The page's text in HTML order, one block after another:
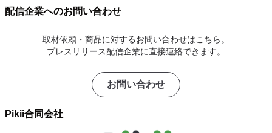
配信企業へのお問い合わせ
取材依頼・商品に対するお問い合わせはこちら。
プレスリリース配信企業に直接連絡できます。
お問い合わせ
Pikii合同会社